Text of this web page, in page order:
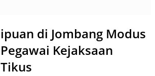
di Jombang Modus
Kejaksaan